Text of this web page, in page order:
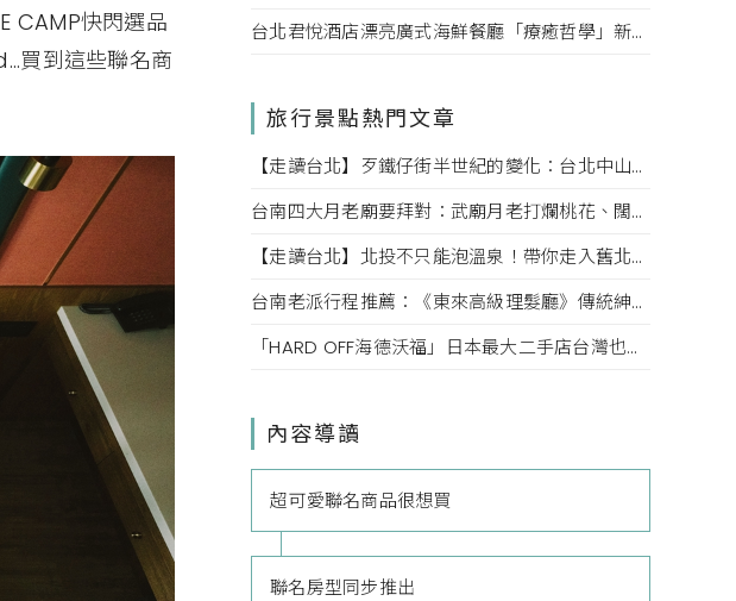
CAMP快閃選品
買到這些聯名商
台北君悅酒店漂亮廣式海鮮餐廳「療癒哲學」新菜單！每一口都成為心靈的享受。
旅行景點熱門文章
【走讀台北】歹鐵仔街半世紀的變化：台北中山赤峰街上文創小店內的故事
台南四大月老廟要拜對：武廟月老打爛桃花、闊嘴月老說媒牽姻緣，愛情也該對症下藥
【走讀台北】北投不只能泡溫泉！帶你走入舊北投的老街巷弄，探索老台北的迷人風情
台南老派行程推薦：《東來高級理髮廳》傳統紳士小姐的高級坐洗體驗、掏耳、按摩一次滿足！
「HARD OFF海德沃福」日本最大二手店台灣也逛得到，3C、名牌、古著逛不完，快點來挖寶吧！
內容導讀
超可愛聯名商品很想買
聯名房型同步推出